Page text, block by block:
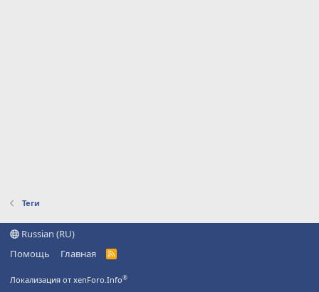
Теги
Russian (RU)
Помощь
Главная
R
Локализация от xenForo.Info®